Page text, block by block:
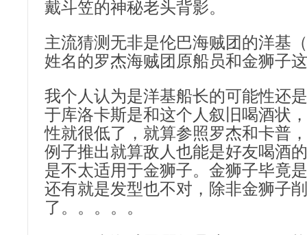
戴斗笠的神秘老头背影。
主流猜测无非是伦巴海贼团的洋基
姓名的罗杰海贼团原船员和金狮子
我个人认为是洋基船长的可能性还
于库洛卡斯是和这个人叙旧喝酒状
性就很低了，就算参照罗杰和卡普
例子推出就算敌人也能是好友喝酒
是不太适用于金狮子。金狮子毕竟
还有就是发型也不对，除非金狮子
了。。。。。